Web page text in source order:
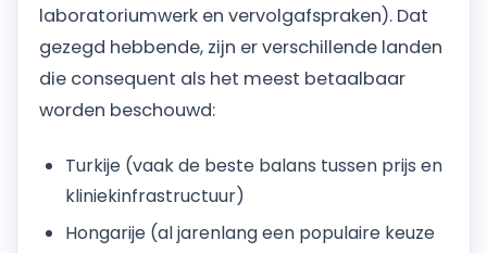
laboratoriumwerk en vervolgafspraken). Dat
gezegd hebbende, zijn er verschillende landen
die consequent als het meest betaalbaar
worden beschouwd:
Turkije (vaak de beste balans tussen prijs en
kliniekinfrastructuur)
Hongarije (al jarenlang een populaire keuze